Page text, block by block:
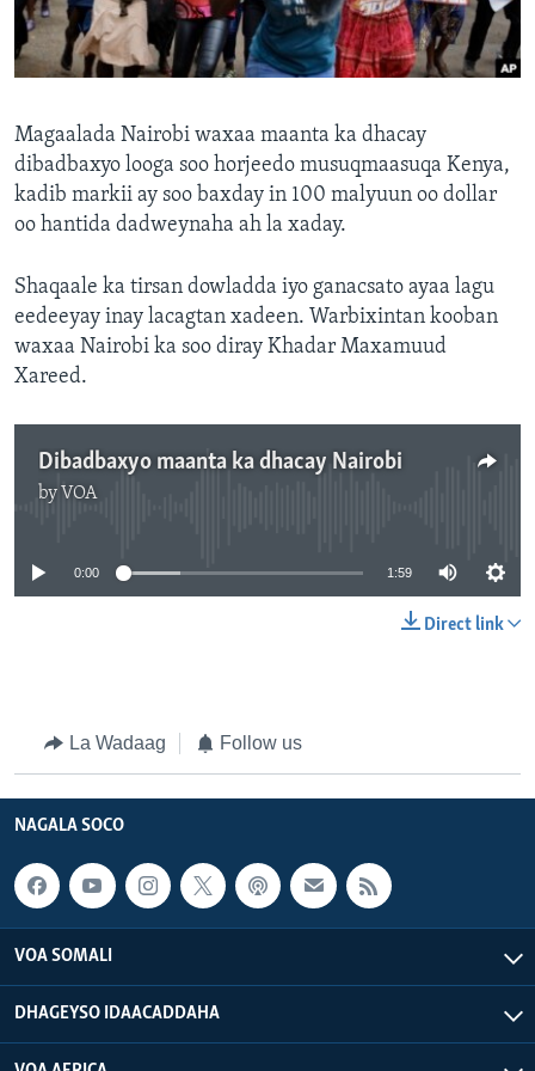
FAAQIDAADDA TODDOBAADKA
DHEXTAALKA TODDOBAADKA
Magaalada Nairobi waxaa maanta ka dhacay
dibadbaxyo looga soo horjeedo musuqmaasuqa Kenya,
kadib markii ay soo baxday in 100 malyuun oo dollar
oo hantida dadweynaha ah la xaday.
Shaqaale ka tirsan dowladda iyo ganacsato ayaa lagu
eedeeyay inay lacagtan xadeen. Warbixintan kooban
waxaa Nairobi ka soo diray Khadar Maxamuud
Xareed.
Dibadbaxyo maanta ka dhacay Nairobi
by VOA
0:00 1:59
Direct link
La Wadaag Follow us
NAGALA SOCO
VOA SOMALI
DHAGEYSO IDAACADDAHA